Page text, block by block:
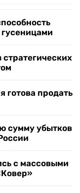
готова продать
сумму убытков
с массовыми